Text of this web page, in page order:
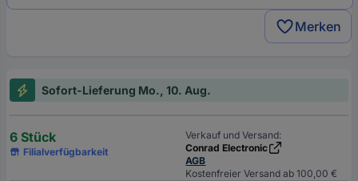
Merken
Sofort-Lieferung Mo., 10. Aug.
6 Stück
Filialverfügbarkeit
Verkauf und Versand:
Conrad Electronic
AGB
Kostenfreier Versand ab 100,00 €